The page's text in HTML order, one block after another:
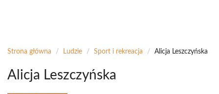
Strona główna / Ludzie / Sport i rekreacja / Alicja Leszczyńska
Alicja Leszczyńska